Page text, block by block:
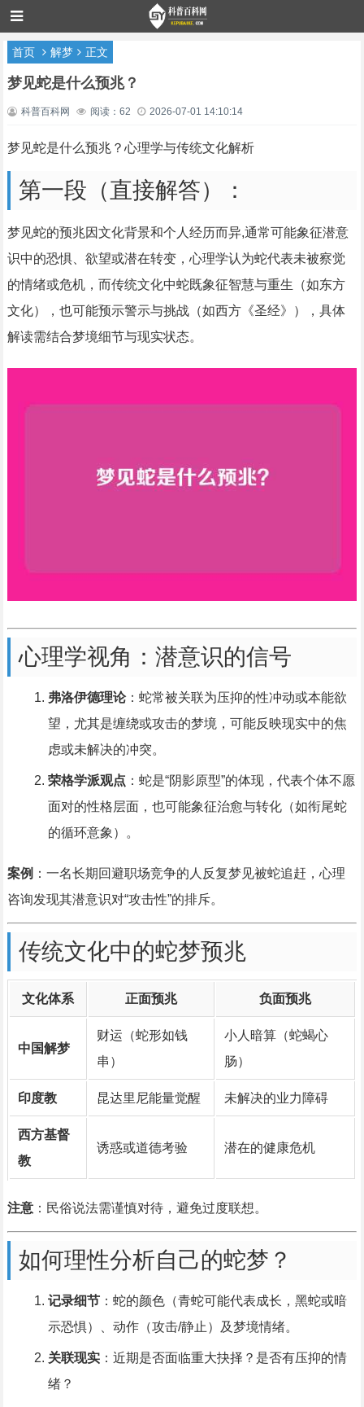
首页 解梦 正文
梦见蛇是什么预兆？
科普百科网 阅读：62 2026-07-01 14:10:14
梦见蛇是什么预兆？心理学与传统文化解析
第一段（直接解答）：
梦见蛇的预兆因文化背景和个人经历而异,通常可能象征潜意
识中的恐惧、欲望或潜在转变，心理学认为蛇代表未被察觉
的情绪或危机，而传统文化中蛇既象征智慧与重生（如东方
文化），也可能预示警示与挑战（如西方《圣经》），具体
解读需结合梦境细节与现实状态。
心理学视角：潜意识的信号
弗洛伊德理论：蛇常被关联为压抑的性冲动或本能欲
望，尤其是缠绕或攻击的梦境，可能反映现实中的焦
虑或未解决的冲突。
荣格学派观点 ：蛇是“阴影原型”的体现，代表个体不愿
面对的性格层面，也可能象征治愈与转化（如衔尾蛇
的循环意象）。
案例 ：一名长期回避职场竞争的人反复梦见被蛇追赶，心理
咨询发现其潜意识对“攻击性”的排斥。
传统文化中的蛇梦预兆
文化体系 正面预兆 负面预兆
中国解梦
财运（蛇形如钱
串）
小人暗算（蛇蝎心
肠）
印度教 昆达里尼能量觉醒 未解决的业力障碍
西方基督
教
诱惑或道德考验 潜在的健康危机
注意：民俗说法需谨慎对待，避免过度联想。
如何理性分析自己的蛇梦？
记录细节：蛇的颜色（青蛇可能代表成长，黑蛇或暗
示恐惧）、动作（攻击/静止）及梦境情绪。
关联现实：近期是否面临重大抉择？是否有压抑的情
绪？